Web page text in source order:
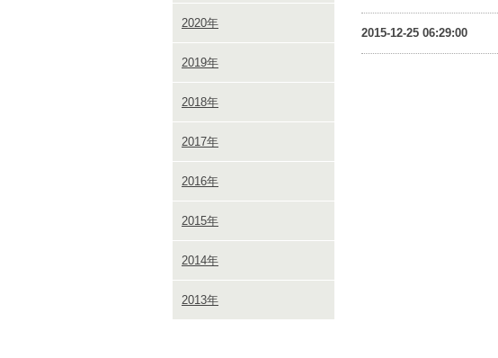
2020年
2019年
2018年
2017年
2016年
2015年
2014年
2013年
2015-12-25 06:29:00